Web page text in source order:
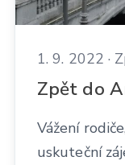
1. 9. 2022 ·
Zpět do
Vážení
uskuteční